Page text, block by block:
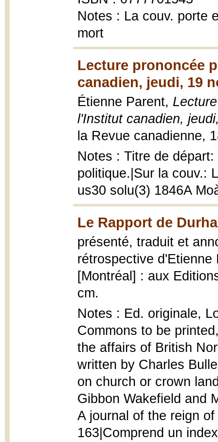
Notes : La couv. porte
mort
Lecture prononcée
canadien, jeudi, 19
Étienne Parent,
l'Institut canadien,
la Revue canadienne,
Notes : Titre de
politique.|Sur la couv.:
us30 solu(3) 1846A
Le Rapport de
présenté, traduit et
rétrospective
[Montréal] : aux
cm.
Notes : Ed. originale,
Commons to be
the affairs of British
written by Charles
on church or crown
Gibbon Wakefield and
A journal of the reign
163|Comprend un